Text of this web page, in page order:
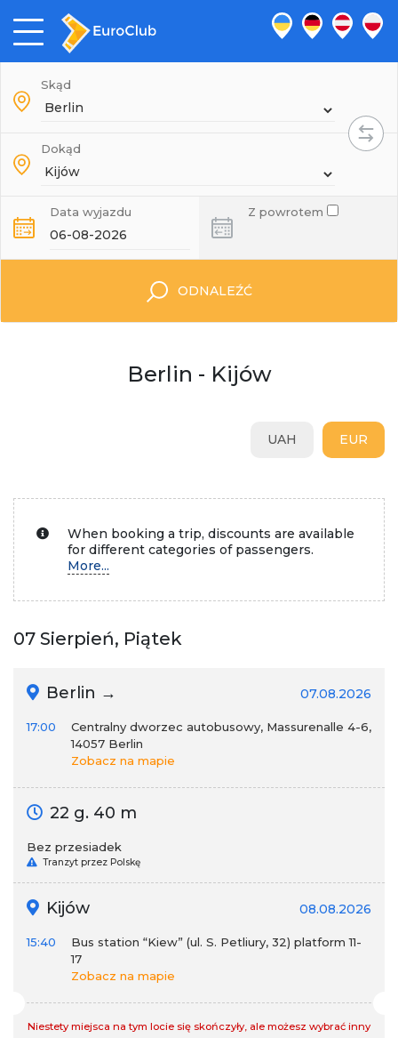
Skąd
Dokąd
Data wyjazdu Z powrotem
ODNALEŹĆ
Berlin - Kijów
EUR
UAH
When booking a trip, discounts are available
for different categories of passengers.
More...
07 Sierpień, Piątek
Berlin → 07.08.2026
17:00
Centralny dworzec autobusowy, Massurenalle 4-6,
14057 Berlin
Zobacz na mapie
22 g. 40 m
Bez przesiadek
Tranzyt przez Polskę
Kijów 08.08.2026
15:40
Bus station “Kiew” (ul. S. Petliury, 32) platform 11-
17
Zobacz na mapie
Niestety miejsca na tym locie się skończyły, ale możesz wybrać inny